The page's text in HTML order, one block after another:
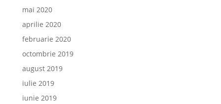
mai 2020
aprilie 2020
februarie 2020
octombrie 2019
august 2019
iulie 2019
iunie 2019